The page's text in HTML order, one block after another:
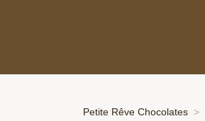
Petite Rêve Chocolates